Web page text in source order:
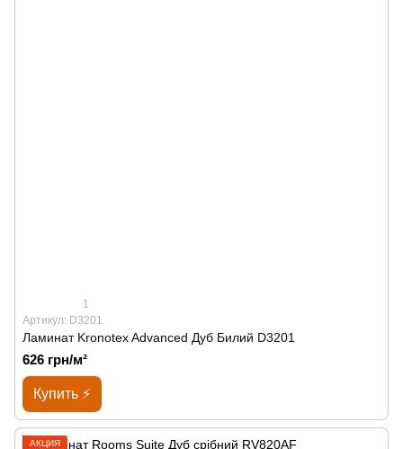
1
Артикул: D3201
Ламинат Kronotex Advanced Дуб Билий D3201
626 грн/м²
Купить ⚡
АКЦИЯ